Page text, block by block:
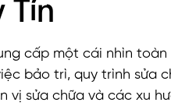
Tín
cấp một cái nhìn toàn
bảo trì, quy trình sửa
vị sửa chữa và các xu